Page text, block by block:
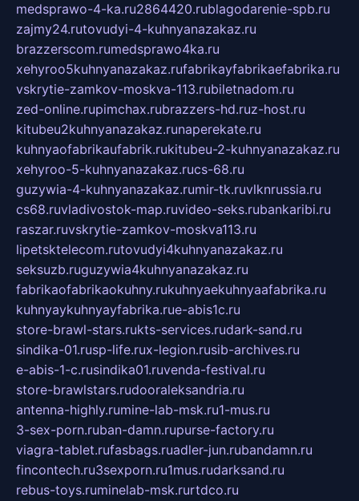
medsprawo-4-ka.ru2864420.rublagodarenie-spb.ru
zajmy24.rutovudyi-4-kuhnyanazakaz.ru
brazzerscom.rumedsprawo4ka.ru
xehyroo5kuhnyanazakaz.rufabrikayfabrikaefabrika.ru
vskrytie-zamkov-moskva-113.rubiletnadom.ru
zed-online.rupimchax.rubrazzers-hd.ruz-host.ru
kitubeu2kuhnyanazakaz.runaperekate.ru
kuhnyaofabrikaufabrik.rukitubeu-2-kuhnyanazakaz.ru
xehyroo-5-kuhnyanazakaz.rucs-68.ru
guzywia-4-kuhnyanazakaz.rumir-tk.ruvlknrussia.ru
cs68.ruvladivostok-map.ruvideo-seks.rubankaribi.ru
raszar.ruvskrytie-zamkov-moskva113.ru
lipetsktelecom.rutovudyi4kuhnyanazakaz.ru
seksuzb.ruguzywia4kuhnyanazakaz.ru
fabrikaofabrikaokuhny.rukuhnyaekuhnyaafabrika.ru
kuhnyaykuhnyayfabrika.rue-abis1c.ru
store-brawl-stars.rukts-services.rudark-sand.ru
sindika-01.rusp-life.rux-legion.rusib-archives.ru
e-abis-1-c.rusindika01.ruvenda-festival.ru
store-brawlstars.rudooraleksandria.ru
antenna-highly.rumine-lab-msk.ru1-mus.ru
3-sex-porn.ruban-damn.rupurse-factory.ru
viagra-tablet.rufasbags.ruadler-jun.rubandamn.ru
fincontech.ru3sexporn.ru1mus.rudarksand.ru
rebus-toys.ruminelab-msk.rurtdco.ru